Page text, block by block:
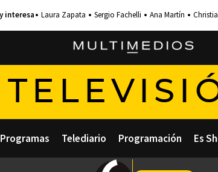
Laura Zapata Sergio Fachelli Ana Martín
Programas Telediario Programación Es